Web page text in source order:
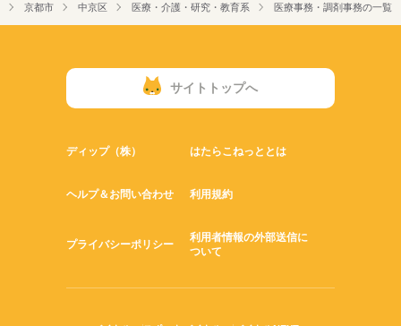
京都市 中京区 医療・介護・研究・教育系 医療事務・調剤事務の一覧
サイトトップへ
ディップ（株） はたらこねっととは
ヘルプ＆お問い合わせ 利用規約
プライバシーポリシー
利用者情報の外部送信に
ついて